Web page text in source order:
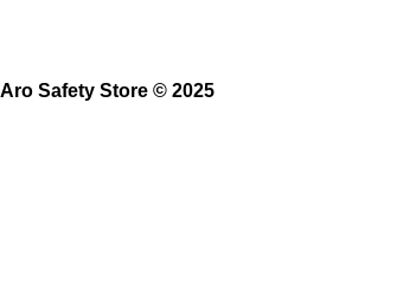
Aro Safety Store © 2025